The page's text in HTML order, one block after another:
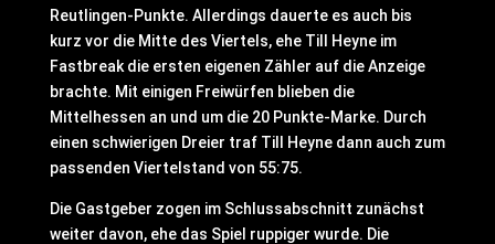
Reutlingen-Punkte. Allerdings dauerte es auch bis
kurz vor die Mitte des Viertels, ehe Till Heyne im
Fastbreak die ersten eigenen Zähler auf die Anzeige
brachte. Mit einigen Freiwürfen blieben die
Mittelhessen an und um die 20 Punkte-Marke. Durch
einen schwierigen Dreier traf Till Heyne dann auch zum
passenden Viertelstand von 55:75.
Die Gastgeber zogen im Schlussabschnitt zunächst
weiter davon, ehe das Spiel ruppiger wurde. Die